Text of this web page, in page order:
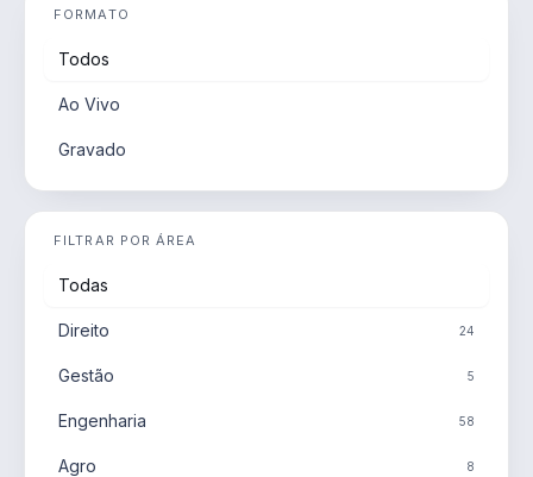
FORMATO
Todos
Ao Vivo
Gravado
FILTRAR POR ÁREA
Todas
Direito 24
Gestão 5
Engenharia 58
Agro 8